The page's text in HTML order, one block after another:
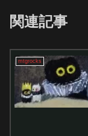
関連記事
mtgrocks